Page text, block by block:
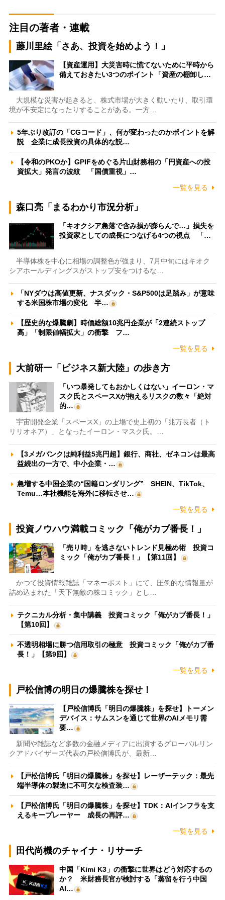
注目の著者・連載
藤川里絵「さあ、投資を始めよう！」
【資産運用】大災害時に慌てないために平時から
備えておきたい3つのポイント「資産の棚卸し…
大規模な災害が起きると、株式市場が大きく動いたり、取引環
境が不安定になったりすることがある。一方…
5年ぶり改訂の「CGコード」、何が変わったのかポイントを解
説 企業に成長投資の具体的な説…
【令和のPKOか】GPIFをめぐる片山財務相の「円資産への投
資拡大」発言の波紋 「国債重視」…
一覧を見る
森口亮「まるわかり市況分析」
「キオクシア急落で含み損が膨らんで…」損失を
投資家としての成長につなげる4つの視点 「…
半導体株を中心に相場の調整色が強まり、7月中旬にはキオク
シアホールディングスがストップ安をつけるな…
「NYダウは高値更新、ナスダック・S&P500は足踏み」が意味
する米国株市場の変化 半…
【歴史的な爆騰劇】時価総額10兆円企業が「2連続ストップ
高」「制限値幅拡大」の衝撃 フ…
一覧を見る
大前研一「ビジネス新大陸」の歩き方
「いつ暴発してもおかしくはない」イーロン・マ
スク氏とスペースXが抱えるリスクの数々「絶対
的…
宇宙開発企業「スペースX」の上場で史上初の「兆万長者（ト
リリオネア）」となったイーロン・マスク氏。…
【3メガバンクは純利益5兆円超】銀行、商社、ゼネコンは最高
益続出の一方で、中小企業・…
急増する中国企業の“国籍ロンダリング” SHEIN、TikTok、
Temu…本社機能を海外に移転させ…
一覧を見る
投資ノウハウ満載コミック「俺がカブ番長！」
「売り時」を逃さないトレンド見極め術 投資コ
ミック「俺がカブ番長！」【第11回】
かつて投資情報雑誌「マネーポスト」にて、圧倒的な情報量が
詰め込まれた「天下無敵の株コミック」とし…
テクニカル分析・集中講義 投資コミック「俺がカブ番長！」
【第10回】
不透明相場に勝つ信用取引の極意 投資コミック「俺がカブ番
長！」【第9回】
一覧を見る
戸松信博の明日の爆騰株を探せ！
【戸松信博氏「明日の爆騰株」を探せ】トーメン
デバイス：サムスンを通じて世界のAIメモリ需
要…
新聞や雑誌など多数の金融メディアに出演するグローバルリン
クアドバイザーズ代表の戸松信博氏が、最新…
【戸松信博氏「明日の爆騰株」を探せ】レーザーテック：最先
端半導体の製造に不可欠な検査装…
【戸松信博氏「明日の爆騰株」を探せ】TDK：AIインフラを支
えるキープレーヤー 成長の再評…
一覧を見る
田代尚機のチャイナ・リサーチ
中国「Kimi K3」の衝撃に世界はどう対応するの
か？ 米財務長官が検討する「蒸留を行う中国
AI…